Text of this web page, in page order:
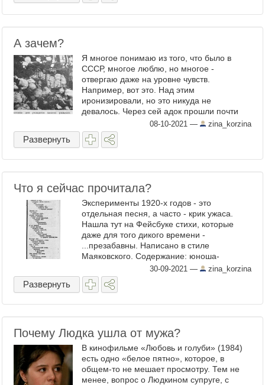
А зачем?
Я многое понимаю из того, что было в
СССР, многое люблю, но многое -
отвергаю даже на уровне чувств.
Например, вот это. Над этим
иронизировали, но это никуда не
девалось. Через сей адок прошли почти
все. Из газеты 1980-х годов. Это
продолжалось ровно до августа 1991 года.
...
08-10-2021 — zina_korzina
Развернуть
Что я сейчас прочитала?
Эксперименты 1920-х годов - это
отдельная песня, а часто - крик ужаса.
Нашла тут на Фейсбуке стихи, которые
даже для того дикого времени -
...презабавны. Написано в стиле
Маяковского. Содержание: юноша-
комсомолец увидел, что его девушка идёт
с чернокожим парнем (афроамериканцем
или ...
30-09-2021 — zina_korzina
Развернуть
Почему Людка ушла от мужа?
В кинофильме «Любовь и голуби» (1984)
есть одно «белое пятно», которое, в
общем-то не мешает просмотру. Тем не
менее, вопрос о Людкином супруге, с